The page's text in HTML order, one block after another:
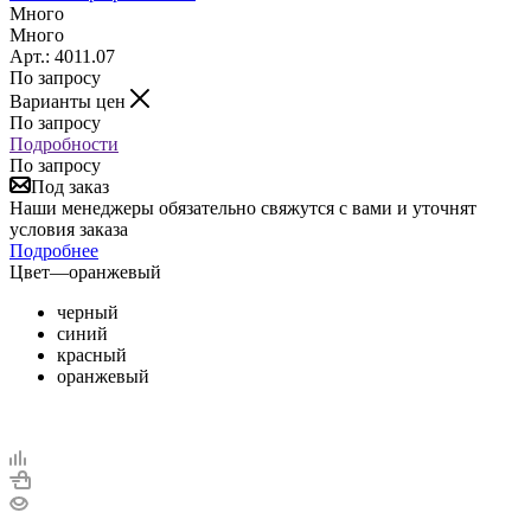
Много
Много
Арт.: 4011.07
По запросу
Варианты цен
По запросу
Подробности
По запросу
Под заказ
Наши менеджеры обязательно свяжутся с вами и уточнят
условия заказа
Подробнее
Цвет—оранжевый
черный
синий
красный
оранжевый